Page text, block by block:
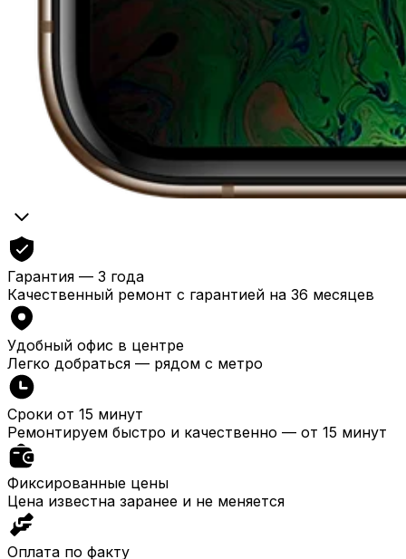
Гарантия — 3 года
Качественный ремонт с гарантией на 36 месяцев
Удобный офис в центре
Легко добраться — рядом с метро
Сроки от 15 минут
Ремонтируем быстро и качественно — от 15 минут
Фиксированные цены
Цена известна заранее и не меняется
Оплата по факту